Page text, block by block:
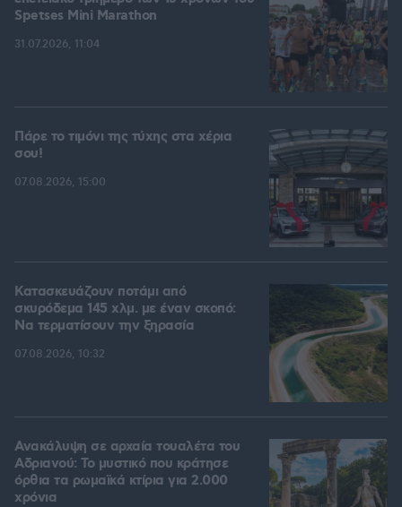
Spetses Mini Marathon
31.07.2026, 11:04
Πάρε το τιμόνι της τύχης στα χέρια
σου!
07.08.2026, 15:00
Κατασκευάζουν ποτάμι από
σκυρόδεμα 145 χλμ. με έναν σκοπό:
Να τερματίσουν την ξηρασία
07.08.2026, 10:32
Ανακάλυψη σε αρχαία τουαλέτα του
Αδριανού: Το μυστικό που κράτησε
όρθια τα ρωμαϊκά κτίρια για 2.000
χρόνια